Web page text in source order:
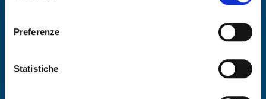
https://www.openinnovation.regione.lombardia.it/it/co
https://www.openinnovation.regione.lombardia.it/it/pr
Preferenze
Statistiche
software AI, analisi dati e sistemi
ID: BOTR20260225001